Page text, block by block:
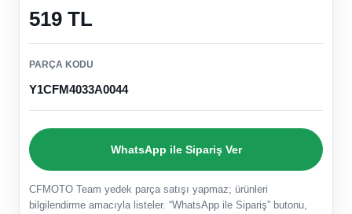
519 TL
PARÇA KODU
Y1CFM4033A0044
WhatsApp ile Sipariş Ver
CFMOTO Team yedek parça satışı yapmaz; ürünleri
bilgilendirme amacıyla listeler. “WhatsApp ile Sipariş” butonu,